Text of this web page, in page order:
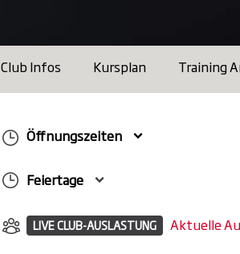
Club Infos Kursplan Training
Öffnungszeiten
Feiertage
LIVE CLUB-AUSLASTUNG Aktuelle